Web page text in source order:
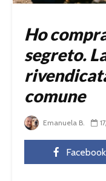
Ho
segreto.
comune
Emanuela B.
Facebook